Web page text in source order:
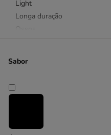
Light
Longa duração
Sticks de roer
Calendário do Advento
Sabor